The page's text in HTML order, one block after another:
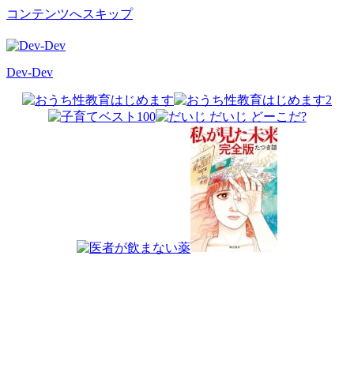
コンテンツへスキップ
Dev-Dev